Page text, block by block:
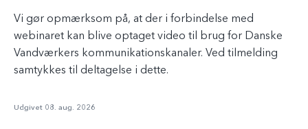
Vi gør opmærksom på, at der i forbindelse med
webinaret kan blive optaget video til brug for Danske
Vandværkers kommunikationskanaler. Ved tilmelding
samtykkes til deltagelse i dette.
Udgivet 08. aug. 2026